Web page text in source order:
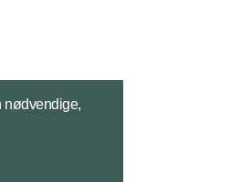
nødvendige,